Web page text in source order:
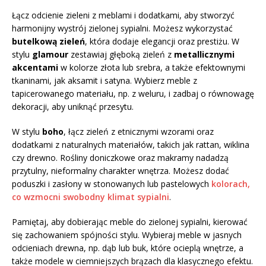
Łącz odcienie zieleni z meblami i dodatkami, aby stworzyć
harmonijny wystrój zielonej sypialni. Możesz wykorzystać
butelkową zieleń, która dodaje elegancji oraz prestiżu. W
stylu glamour zestawiaj głęboką zieleń z metallicznymi
akcentami w kolorze złota lub srebra, a także efektownymi
tkaninami, jak aksamit i satyna. Wybierz meble z
tapicerowanego materiału, np. z weluru, i zadbaj o równowagę
dekoracji, aby uniknąć przesytu.
W stylu boho, łącz zieleń z etnicznymi wzorami oraz
dodatkami z naturalnych materiałów, takich jak rattan, wiklina
czy drewno. Rośliny doniczkowe oraz makramy nadadzą
przytulny, nieformalny charakter wnętrza. Możesz dodać
poduszki i zasłony w stonowanych lub pastelowych kolorach,
co wzmocni swobodny klimat sypialni.
Pamiętaj, aby dobierając meble do zielonej sypialni, kierować
się zachowaniem spójności stylu. Wybieraj meble w jasnych
odcieniach drewna, np. dąb lub buk, które ocieplą wnętrze, a
także modele w ciemniejszych brązach dla klasycznego efektu.